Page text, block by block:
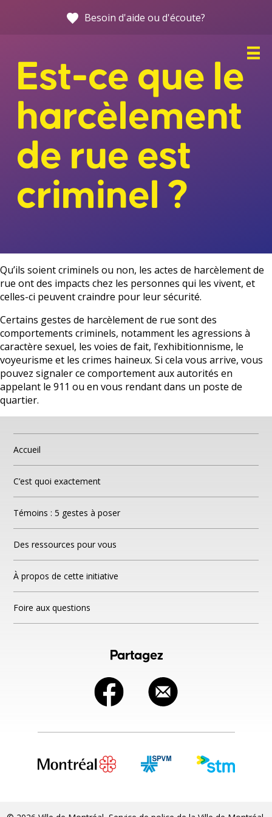
Besoin d'aide ou d'écoute?
Accueil
Témoins : 5 gestes à poser
Des ressources pour vous
À propos de cette initiative
Foire aux questions
English
Est-ce que le
harcèlement
de rue est
criminel ?
Qu’ils soient criminels ou non, les actes de harcèlement de
rue ont des impacts chez les personnes qui les vivent, et
celles-ci peuvent craindre pour leur sécurité.
Certains gestes de harcèlement de rue sont des
comportements criminels, notamment les agressions à
caractère sexuel, les voies de fait, l’exhibitionnisme, le
voyeurisme et les crimes haineux. Si cela vous arrive, vous
pouvez signaler ce comportement aux autorités en
appelant le 911 ou en vous rendant dans un poste de
quartier.
Accueil
C’est quoi exactement
Témoins : 5 gestes à poser
Des ressources pour vous
À propos de cette initiative
Foire aux questions
Partagez